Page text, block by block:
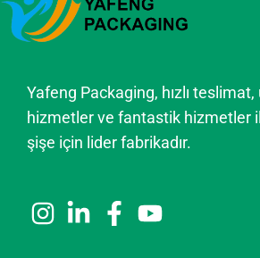
Yafeng Packaging, hızlı teslimat,
hizmetler ve fantastik hizmetler
şişe için lider fabrikadır.